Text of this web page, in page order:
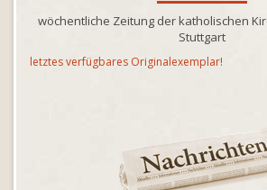
wöchentliche Zeitung der katholischen
Stuttgart
letztes verfügbares Originalexemplar!